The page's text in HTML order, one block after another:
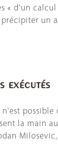
« d'un
un
exécutés
la main